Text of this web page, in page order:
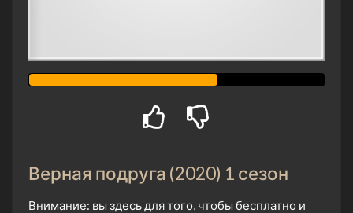
Верная подруга (2020) 1 сезон
Внимание: вы здесь для того, чтобы бесплатно и